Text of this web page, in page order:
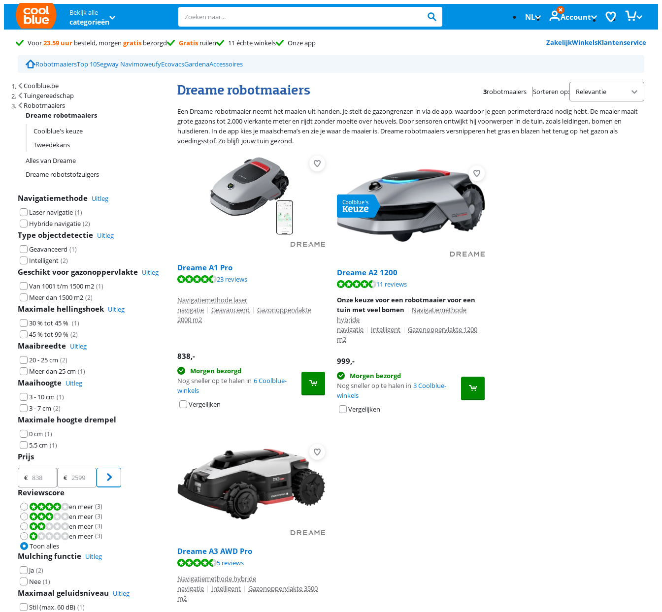
Bekijk alle
categorieën NL Account
Voor23.59 uur besteld, morgen gratis bezorgd Gratis ruilen 11 échte winkels Onze app ZakelijkWinkelsKlantenservice
RobotmaaiersTop 10Segway NavimoweufyEcovacsGardenaAccessoires
Coolblue.be
Tuingereedschap
Robotmaaiers
Dreame robotmaaiers
Coolblue's keuze
Tweedekans
Alles van Dreame
Dreame robotstofzuigers
Navigatiemethode Uitleg
Laser navigatie (1)
Hybride navigatie (2)
Type objectdetectie Uitleg
Geavanceerd (1)
Intelligent (2)
Geschikt voor gazonoppervlakte Uitleg
Van 1001 t/m 1500 m2 (1)
Meer dan 1500 m2 (2)
Maximale hellingshoek Uitleg
30 % tot 45 % (1)
45 % tot 99 % (2)
Maaibreedte Uitleg
20 - 25 cm (2)
Meer dan 25 cm (1)
Maaihoogte Uitleg
3 - 10 cm (1)
3 - 7 cm (2)
Maximale hoogte drempel
0 cm (1)
5,5 cm (1)
Prijs
Prijs
€ €
Reviewscore
Beoordeling is 8,0 van de 10.
en meer (3)
Beoordeling is 6,0 van de 10.
en meer (3)
Beoordeling is 4,0 van de 10.
en meer (3)
Beoordeling is 2,0 van de 10.
en meer (3)
Toon alles
Mulching functie Uitleg
Ja (2)
Nee (1)
Maximaal geluidsniveau Uitleg
Stil (max. 60 dB) (1)
Dreame robotmaaiers
Zoekresultaten en sortering
3robotmaaiers Sorteren op:
Een Dreame robotmaaier neemt het maaien uit handen. Je stelt de gazongrenzen in via de app, waardoor je geen perimeterdraad nodig hebt. De maaier maait
grote gazons tot 2.000 vierkante meter en rijdt zonder moeite over heuvels. Door sensoren ontwijkt hij voorwerpen in de tuin, zoals leidingen, bomen en
huisdieren. In de app kies je maaischema’s en zie je waar de maaier is. Dreame robotmaaiers versnipperen het gras en blazen het terug op het gazon als
voedingsstof. Zo blijft jouw tuin gezond.
Dreame A1 Pro
Beoordeling is 8,9 van de 10, gebaseerd op 23 reviews.
23 reviews
Navigatiemethode laser
navigatie | Geavanceerd | Gazonoppervlakte
2000 m2
838,-
Morgen bezorgd
Nog sneller op te halen in 6 Coolblue-
winkels
Vergelijken
Dreame A2 1200
Beoordeling is 8,7 van de 10, gebaseerd op 11 reviews.
11 reviews
Onze keuze voor een robotmaaier voor een
tuin met veel bomen | Navigatiemethode
hybride
navigatie | Intelligent | Gazonoppervlakte 1200
m2
999,-
Morgen bezorgd
Nog sneller op te halen in 3 Coolblue-
winkels
Vergelijken
Dreame A3 AWD Pro
Beoordeling is 8,8 van de 10, gebaseerd op 5 reviews.
5 reviews
Navigatiemethode hybride
navigatie | Intelligent | Gazonoppervlakte 3500
m2